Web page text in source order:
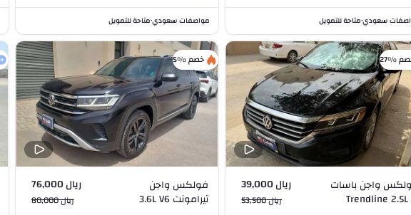
سعودي•متاحة للتمويل مواصفات سعودي•متاحة للتمويل
%27
واجن باسات
Trendline
ريال 39,000
ريال 53,500
خصم %5
فولكس واجن
تيرامونت 3.6L V6
ريال 76,000
ريال 80,000